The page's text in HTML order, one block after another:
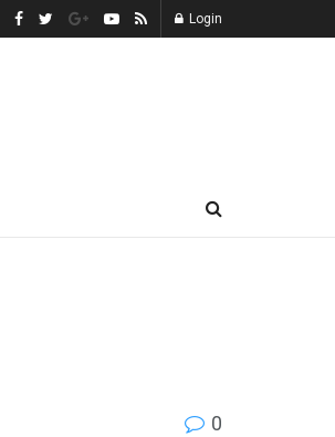
Login
0